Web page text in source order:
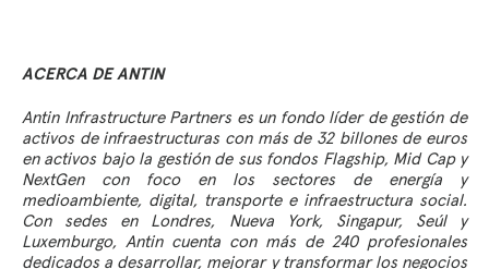
ACERCA DE ANTIN
Antin Infrastructure Partners es un fondo líder de gestión de
activos de infraestructuras con más de 32 billones de euros
en activos bajo la gestión de sus fondos Flagship, Mid Cap y
NextGen con foco en los sectores de energía y
medioambiente, digital, transporte e infraestructura social.
Con sedes en Londres, Nueva York, Singapur, Seúl y
Luxemburgo, Antin cuenta con más de 240 profesionales
dedicados a desarrollar, mejorar y transformar los negocios